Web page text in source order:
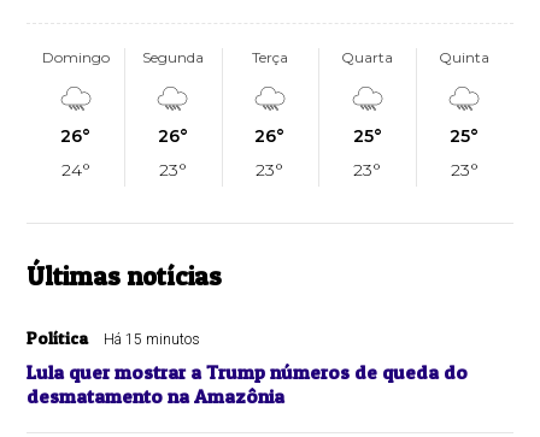
Domingo
26°
24°
Segunda
26°
23°
Terça
26°
23°
Quarta
25°
23°
Quinta
25°
23°
Últimas notícias
Política Há 15 minutos
Lula quer mostrar a Trump números de queda do
desmatamento na Amazônia